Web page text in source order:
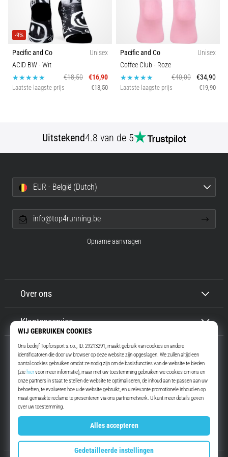
Hardlopersknie,
wel
bekend
als
iliotibiale
bandsyndroom
Toon
alle
artikelen
-9%
Pacific and Co
Unisex
ACID BW- Wit
€18,50
€16,90
Laatste laagste prijs €18,50
Pacific and Co
Unisex
Coffee Club - Roze
€40,00
€34,90
Laatste laagste prijs €19,90
Uitstekend4.8 van de 5
Top4Running.be
Meer dan 16 jaar motiveren wij jou om te gaan lopen. Sneller. Met ons.
Elke dag.
InstagramYouTube
Over ons
Klantenservice
EUR - België (Dutch)
info@top4running.be
Opname aanvragen